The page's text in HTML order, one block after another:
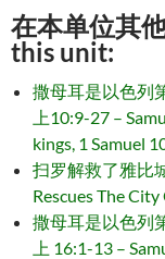
在本单位其
this unit:
撒母耳是以色列
上10:9-27 –
kings, 1 Samuel
扫罗解救了雅比
Rescues The
撒母耳是以色列
上 16:1-13 –